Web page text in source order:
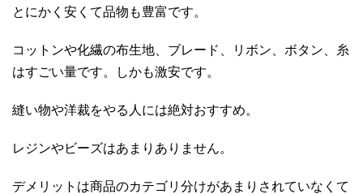
とにかく安くて品物も豊富です。
コットンや化繊の布生地、ブレード、リボン、ボタン、糸
はすごい量です。しかも激安です。
縫い物や洋裁をやる人には絶対おすすめ。
レジンやビーズはあまりありません。
デメリットは商品のカテゴリ分けがあまりされていなくて